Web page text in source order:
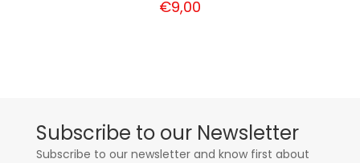
€9,00
Subscribe to our Newsletter
Subscribe to our newsletter and know first about